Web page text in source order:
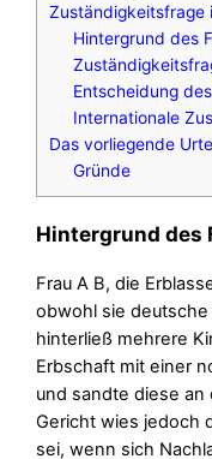
Zuständigkeitsfrage
Hintergrund des
Entscheidung
Internationale
Das vorliegende
Gründe
Hintergrund des
Frau A B, die
obwohl sie deutsche
hinterließ mehrere
Erbschaft mit einer
und sandte diese an
Gericht wies jedoch
sei, wenn sich